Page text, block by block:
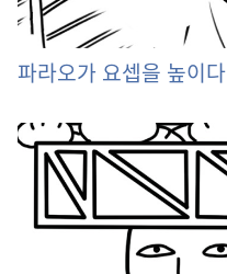
파라오가 요셉을 높이다